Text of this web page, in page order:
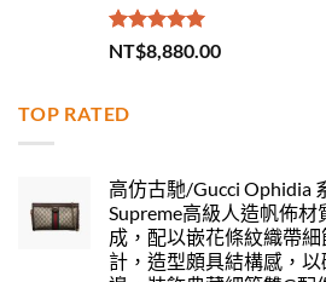
評分 5.00
滿分 5
NT$8,880.00
TOP RATED
高仿古馳/Gucci Ophidia
Supreme高級人造帆佈
成，配以嵌花條紋織帶
計，造型頗具結構感，